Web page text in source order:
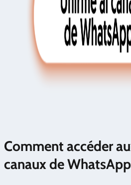
Comment accéder
canaux de